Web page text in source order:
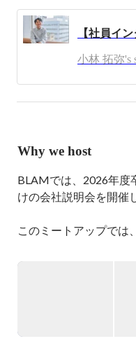
小林/フェス
【担当業務】
MDX本部 MG部 部長
・ラーメン
・漫画
・毎日熱狂して仕事を
小林 拓弥's
Why we host
BLAMでは、2026年度
けの会社説明会を開催
このミートアップでは、
「入社後って何をする
となくご紹介。